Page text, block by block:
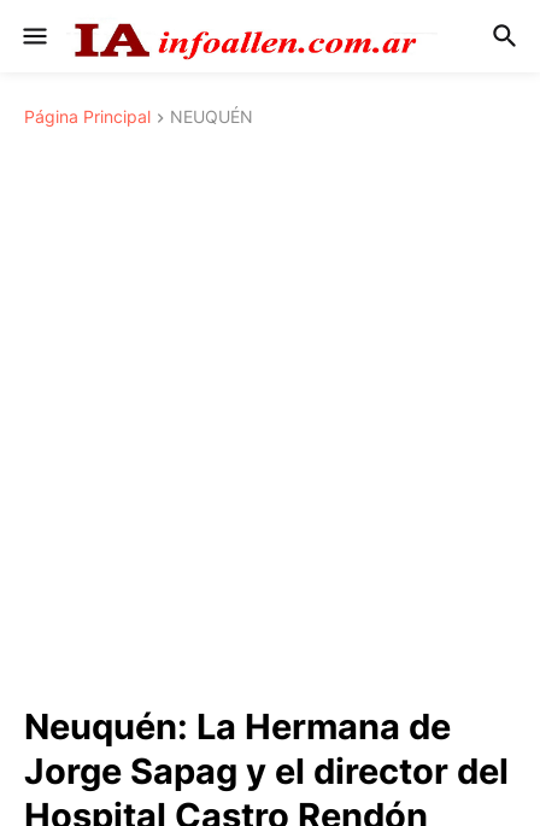
Página Principal NEUQUÉN
Neuquén: La Hermana de
Jorge Sapag y el director del
Hospital Castro Rendón